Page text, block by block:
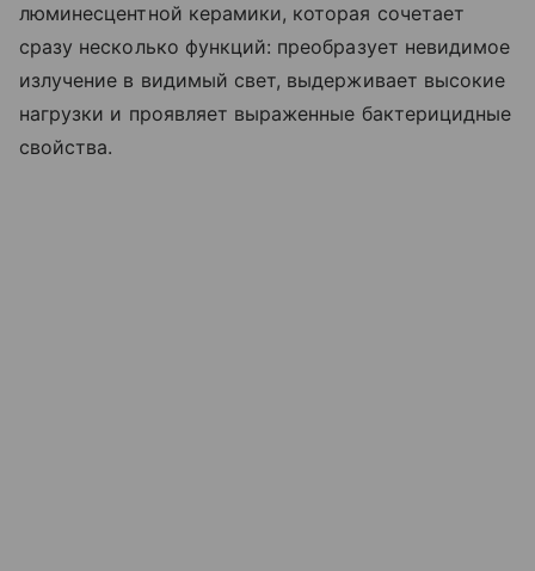
люминесцентной керамики, которая сочетает
сразу несколько функций: преобразует невидимое
излучение в видимый свет, выдерживает высокие
нагрузки и проявляет выраженные бактерицидные
свойства.